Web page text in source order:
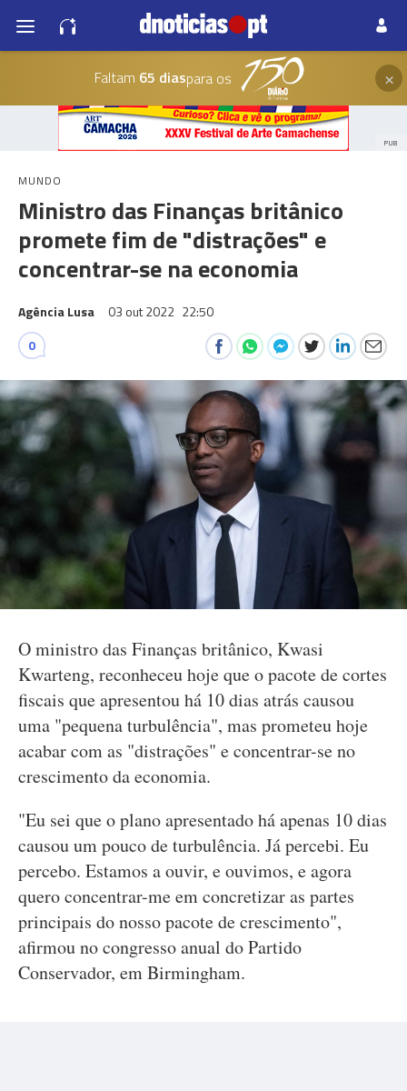
Faltam 65 diaspara os ×
PUB
MUNDO
Ministro das Finanças britânico
promete fim de "distrações" e
concentrar-se na economia
Agência Lusa 03 out 2022 22:50
0
O ministro das Finanças britânico, Kwasi
Kwarteng, reconheceu hoje que o pacote de cortes
fiscais que apresentou há 10 dias atrás causou
uma "pequena turbulência", mas prometeu hoje
acabar com as "distrações" e concentrar-se no
crescimento da economia.
"Eu sei que o plano apresentado há apenas 10 dias
causou um pouco de turbulência. Já percebi. Eu
percebo. Estamos a ouvir, e ouvimos, e agora
quero concentrar-me em concretizar as partes
principais do nosso pacote de crescimento",
afirmou no congresso anual do Partido
Conservador, em Birmingham.